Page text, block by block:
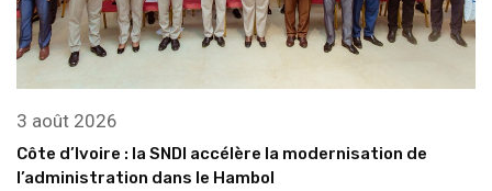
3 août 2026
Côte d’Ivoire : la SNDI accélère la modernisation de
l’administration dans le Hambol